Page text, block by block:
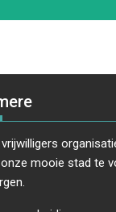
mooie stad te